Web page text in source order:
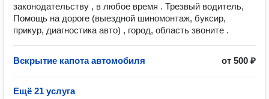
законодательству , в любое время . Трезвый водитель,
Помощь на дороге (выездной шиномонтаж, буксир,
прикур, диагностика авто) , город, область звоните .
Вскрытие капота автомобиля от 500 ₽
Ещё 21 услуга